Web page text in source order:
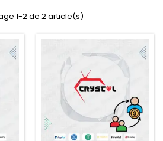
1-2 de 2 article(s)